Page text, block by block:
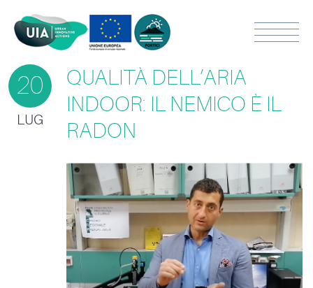
20
LUG
QUALITÀ DELL’ARIA
INDOOR: IL NEMICO È IL
RADON